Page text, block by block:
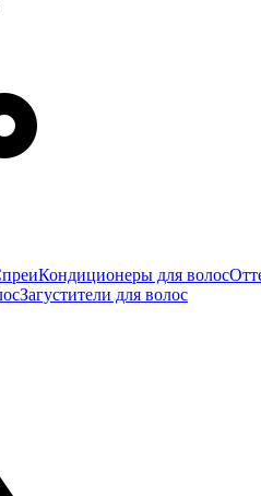
Кондиционеры для волос
Загустители для волос